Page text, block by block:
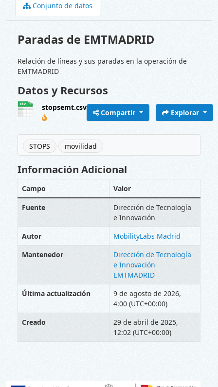
Conjunto de datos
Paradas de EMTMADRID
Relación de líneas y sus paradas en la operación de
EMTMADRID
Datos y Recursos
stopsemt.csv
Compartir Explorar
STOPS movilidad
Información Adicional
Campo Valor
Fuente
Dirección de Tecnología
e Innovación
Autor
MobilityLabs Madrid
Mantenedor
Dirección de Tecnología
e Innovación
EMTMADRID
Última actualización
9 de agosto de 2026,
4:00 (UTC+00:00)
Creado
29 de abril de 2025,
12:02 (UTC+00:00)